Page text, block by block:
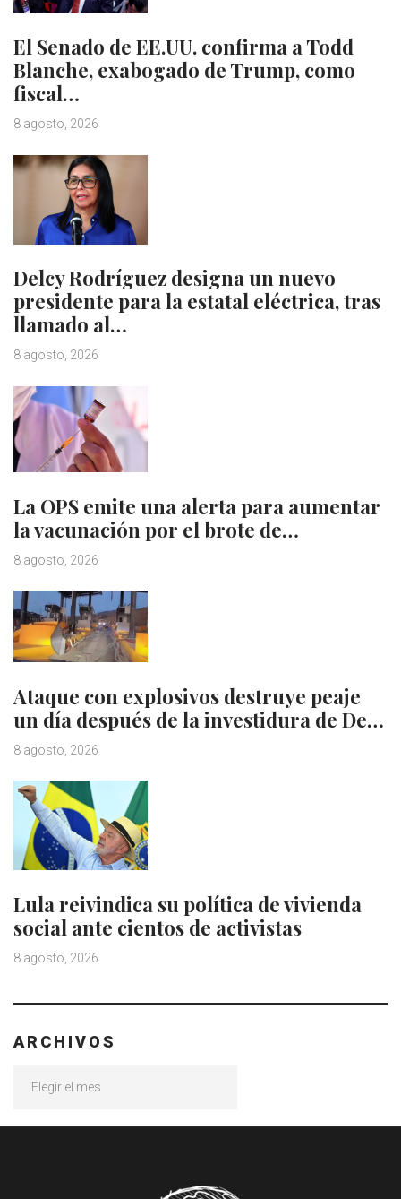
El Senado de EE.UU. confirma a Todd
Blanche, exabogado de Trump, como
fiscal…
8 agosto, 2026
Delcy Rodríguez designa un nuevo
presidente para la estatal eléctrica, tras
llamado al…
8 agosto, 2026
La OPS emite una alerta para aumentar
la vacunación por el brote de…
8 agosto, 2026
Ataque con explosivos destruye peaje
un día después de la investidura de De…
8 agosto, 2026
Lula reivindica su política de vivienda
social ante cientos de activistas
8 agosto, 2026
ARCHIVOS